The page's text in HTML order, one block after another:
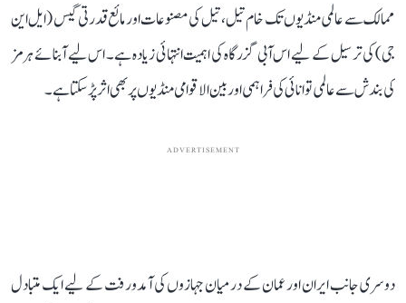
ممالک سے عالمی منڈیوں تک خام تیل، تیل کی مصنوعات اور مائع قدرتی گیس (ایل این
جی) کی ترسیل کے لیے اس آبی گزرگاہ کی اہمیت انتہائی زیادہ ہے۔ اس لیے آبنائے ہرمز
کی بندش سے عالمی توانائی کی فراہمی اور بین الاقوامی منڈیوں پر بھی اثر پڑ سکتا ہے۔
ADVERTISEMENT
دوسری جانب ایران اور عمان کے درمیان جہازوں کی آمدورفت کے لیے ایک متبادل